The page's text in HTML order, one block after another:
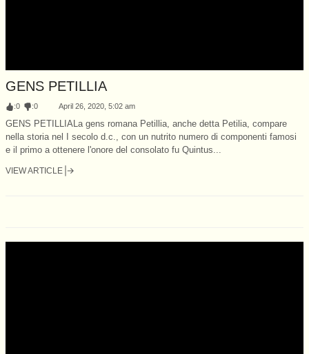
GENS PETILLIA
:0 :0 April 26, 2020, 5:02 am
GENS PETILLIALa gens romana Petillia, anche detta Petilia, compare
nella storia nel I secolo d.c., con un nutrito numero di componenti famosi
e il primo a ottenere l'onore del consolato fu Quintus...
VIEW ARTICLE